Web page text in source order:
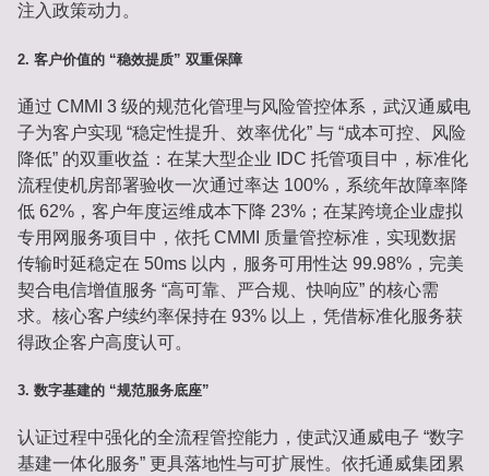
注入政策动力。
2. 客户价值的 “稳效提质” 双重保障
通过 CMMI 3 级的规范化管理与风险管控体系，武汉通威电
子为客户实现 “稳定性提升、效率优化” 与 “成本可控、风险
降低” 的双重收益：在某大型企业 IDC 托管项目中，标准化
流程使机房部署验收一次通过率达 100%，系统年故障率降
低 62%，客户年度运维成本下降 23%；在某跨境企业虚拟
专用网服务项目中，依托 CMMI 质量管控标准，实现数据
传输时延稳定在 50ms 以内，服务可用性达 99.98%，完美
契合电信增值服务 “高可靠、严合规、快响应” 的核心需
求。核心客户续约率保持在 93% 以上，凭借标准化服务获
得政企客户高度认可。
3. 数字基建的 “规范服务底座”
认证过程中强化的全流程管控能力，使武汉通威电子 “数字
基建一体化服务” 更具落地性与可扩展性。依托通威集团累